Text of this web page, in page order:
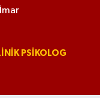
PSIKOLOG